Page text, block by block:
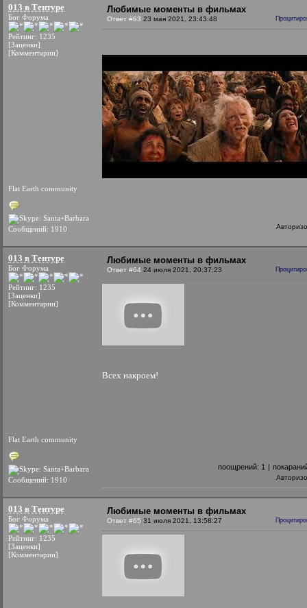
013 в Тентуре
Бог Форума
Рейтинг: 1235
[Заценки]
[Комментарии]
Flat Earth community
Сообщений: 1910
Любимые моменты в фильмах
Ответ #63 23 мая 2021, 23:43:48
013 в Тентуре
Бог Форума
Рейтинг: 1235
[Заценки]
[Комментарии]
Flat Earth community
Сообщений: 1910
Любимые моменты в фильмах
Ответ #64 24 июля 2021, 20:37:23
Всех накроем!
поощрений: 1 |
013 в Тентуре
Бог Форума
Рейтинг: 1235
[Заценки]
[Комментарии]
Любимые моменты в фильмах
Ответ #65 31 июля 2021, 13:58:27